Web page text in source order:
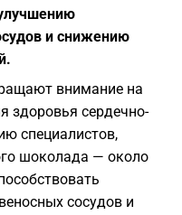
и снижению
внимание на
здоровья сердечно-
специалистов,
шоколада — около
сосудов и